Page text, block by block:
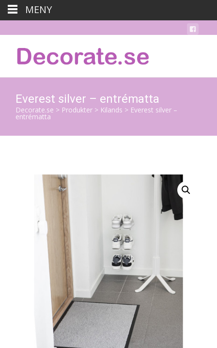
Everest silver – entrématta
Decorate.se > Produkter > Kilands > Everest silver –
entrématta
MENY